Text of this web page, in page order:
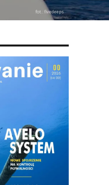
fot.: fivedeeps